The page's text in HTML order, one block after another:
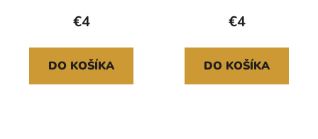
€4
DO KOŠÍKA
€4
DO KOŠÍKA